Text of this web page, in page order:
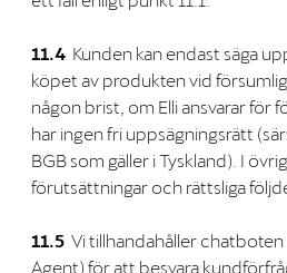
11.4 Kunden kan endast säga
köpet av produkten vid
någon brist, om Elli ansvarar för
har ingen fri uppsägningsrätt
BGB som gäller i Tyskland). I
förutsättningar och rättsliga
11.5 Vi tillhandahåller
Agent) för att besvara